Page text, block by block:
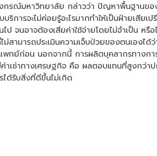
กรณ์มหาวิทยาลัย กล่าวว่า ปัญหาพื้นฐานขอ
ารจะไม่ค่อยรู้อะไรมากทำให้เป็นฝ่ายเสียเ
จนอาจต้องเสียค่าใช้จ่ายโดยไม่จำเป็น หรือ
สามารถประเมินความเจ็บป่วยของตนเองได้
พทย์ก่อน นอกจากนี้ การผลิตบุคลากรทางก
ช่าทางเศรษฐกิจ คือ ผลตอบแทนที่สูงกว่าป
ด้รับสิ่งที่ดีขึ้นไม่เกิด